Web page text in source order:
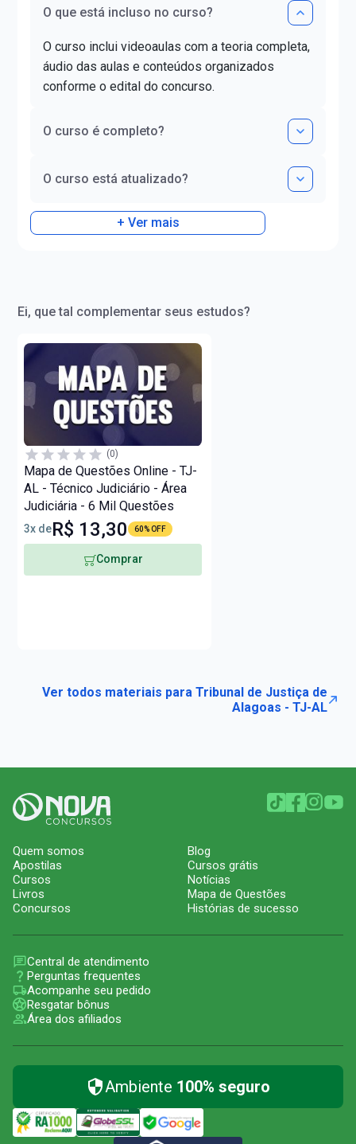
certificado DELE de proficiência
direito de família e
Instagram:
O que está incluso no curso?
O curso inclui videoaulas com a teoria completa,
áudio das aulas e conteúdos organizados
conforme o edital do concurso.
O curso é completo?
O curso está atualizado?
+ Ver mais
Ei, que tal complementar seus estudos?
(0)
Mapa de Questões Online - TJ-
AL - Técnico Judiciário - Área
Judiciária - 6 Mil Questões
3x deR$ 13,30 60% OFF
Comprar
Ver todos materiais para Tribunal de Justiça de
Alagoas - TJ-AL
Quem somos
Apostilas
Cursos
Livros
Concursos
Blog
Cursos grátis
Notícias
Mapa de Questões
Histórias de sucesso
Central de atendimento
Perguntas frequentes
Acompanhe seu pedido
Resgatar bônus
Área dos afiliados
Ambiente 100% seguro